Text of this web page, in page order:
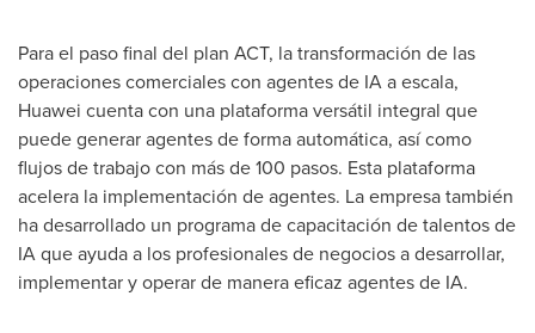
Para el paso final del plan ACT, la transformación de las
operaciones comerciales con agentes de IA a escala,
Huawei cuenta con una plataforma versátil integral que
puede generar agentes de forma automática, así como
flujos de trabajo con más de 100 pasos. Esta plataforma
acelera la implementación de agentes. La empresa también
ha desarrollado un programa de capacitación de talentos de
IA que ayuda a los profesionales de negocios a desarrollar,
implementar y operar de manera eficaz agentes de IA.